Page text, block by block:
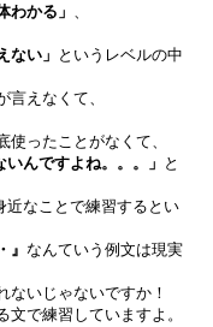
わかる」
ない」 というレベルの中
えなくて、
ったことがなくて、
んですよね。。。」 と
近なことで練習するとい
』 なんていう例文は現実
ないじゃないですか！
で練習していますよ。